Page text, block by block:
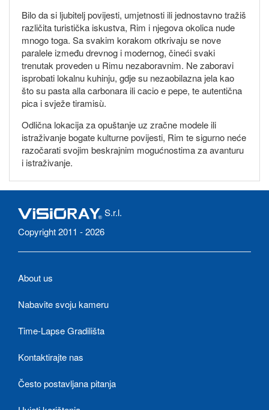
Bilo da si ljubitelj povijesti, umjetnosti ili jednostavno tražiš
različita turistička iskustva, Rim i njegova okolica nude
mnogo toga. Sa svakim korakom otkrivaju se nove
paralele između drevnog i modernog, čineći svaki
trenutak proveden u Rimu nezaboravnim. Ne zaboravi
isprobati lokalnu kuhinju, gdje su nezaobilazna jela kao
što su pasta alla carbonara ili cacio e pepe, te autentična
pica i svježe tiramisù.
Odlična lokacija za opuštanje uz zračne modele ili
istraživanje bogate kulturne povijesti, Rim te sigurno neće
razočarati svojim beskrajnim mogućnostima za avanturu
i istraživanje.
S.r.l.
Copyright 2011 - 2026
About us
Nabavite svoju kameru
Time-Lapse Gradilišta
Kontaktirajte nas
Često postavljana pitanja